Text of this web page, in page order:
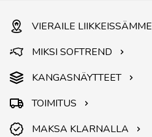
VIERAILE LIIKKEISSÄMME
MIKSI SOFTREND
KANGASNÄYTTEET
TOIMITUS
MAKSA KLARNALLA